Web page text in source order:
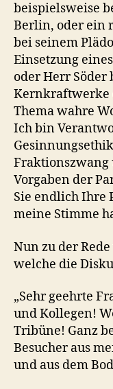
beispielsweise
Berlin, oder ein
bei seinem
Einsetzung
oder Herr Söder
Kernkraftwerke
Thema wahre
Ich bin
Fraktionszwang
Vorgaben der
Sie endlich Ihre
meine Stimme
Nun zu der
welche die
„Sehr geehrte
und Kollegen!
Tribüne! Ganz
Besucher aus
und aus dem